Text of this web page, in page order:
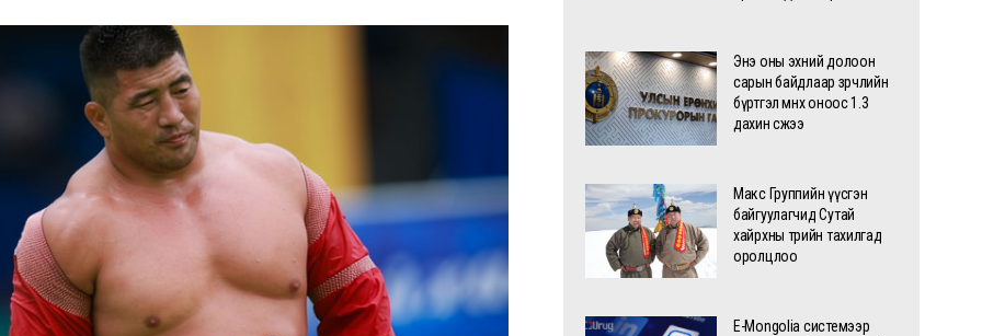
Энэ оны эхний долоон
сарын байдлаар зөрчлийн
бүртгэл өмнөх оноос 1.3
дахин өсжээ
Макс Группийн үүсгэн
байгуулагчид Сутай
хайрхны төрийн тахилгад
оролцлоо
E-Mongolia системээр